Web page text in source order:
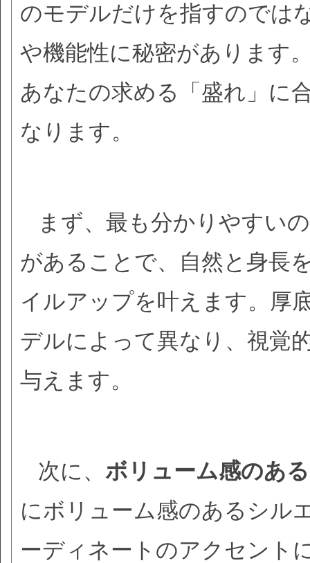
のモデルだけを指すのでは
や機能性に秘密があります
あなたの求める「盛れ」に
なります。
まず、最も分かりやすい
があることで、自然と身長
イルアップを叶えます。厚
デルによって異なり、視覚
与えます。
次に、 ボリューム感のあ
にボリューム感のあるシル
ーディネートのアクセント